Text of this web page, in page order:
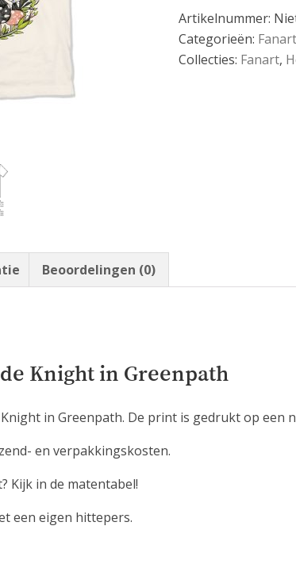
Artikelnummer:
Categorieën: Fanart
Collecties: Fanart,
Beoordelingen (0)
Knight in Greenpath
in Greenpath. De print is gedrukt op een
en verpakkingskosten.
Kijk in de matentabel!
een eigen hittepers.